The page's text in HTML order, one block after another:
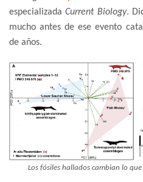
especializadaCurrent Biology.
mucho antes de ese evento
de años.
Los fósiles hallados cambian lo